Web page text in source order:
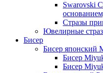
Swarovski
Стразы
Ювелирные
Бисер
Бисер японский
Бисер
Бисер